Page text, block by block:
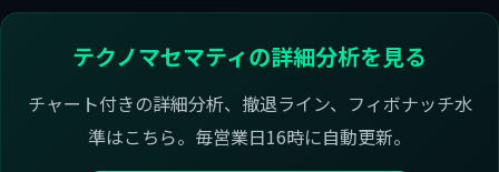
テクノマセマティの詳細分析を見る
チャート付きの詳細分析、撤退ライン、フィボナッチ水
準はこちら。毎営業日16時に自動更新。